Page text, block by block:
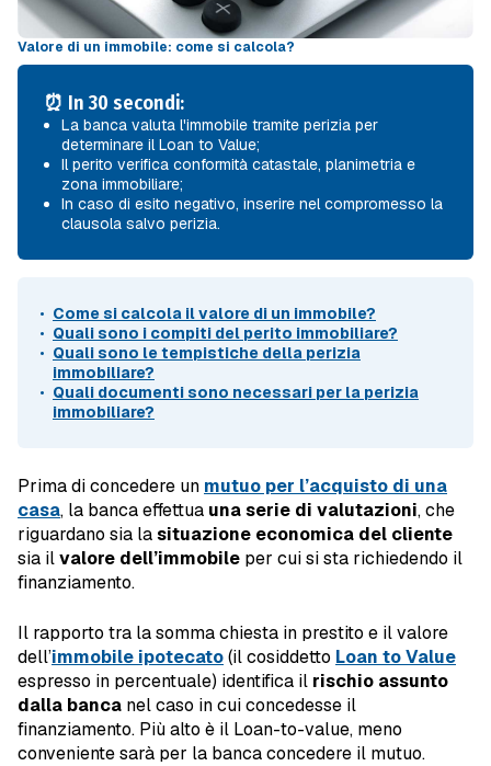
Valore di un immobile: come si calcola?
⏰ In 30 secondi:
La banca valuta l'immobile tramite perizia per
determinare il Loan to Value;
Il perito verifica conformità catastale, planimetria e
zona immobiliare;
In caso di esito negativo, inserire nel compromesso la
clausola salvo perizia.
Come si calcola il valore di un immobile?
Quali sono i compiti del perito immobiliare?
Quali sono le tempistiche della perizia
immobiliare?
Quali documenti sono necessari per la perizia
immobiliare?
Prima di concedere un mutuo per l’acquisto di una
casa, la banca effettua una serie di valutazioni, che
riguardano sia lasituazione economica del cliente
sia ilvalore dell’immobile per cui si sta richiedendo il
finanziamento.
Il rapporto tra la somma chiesta in prestito e il valore
dell’immobile ipotecato(il cosiddetto Loan to Value
espresso in percentuale) identifica il rischio assunto
dalla banca nel caso in cui concedesse il
finanziamento. Più alto è il Loan-to-value, meno
conveniente sarà per la banca concedere il mutuo.